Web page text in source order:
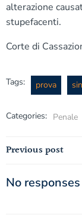
alterazione
stupefacenti.
Corte di
Tags: prova
Categories: Penale
Previous post
No